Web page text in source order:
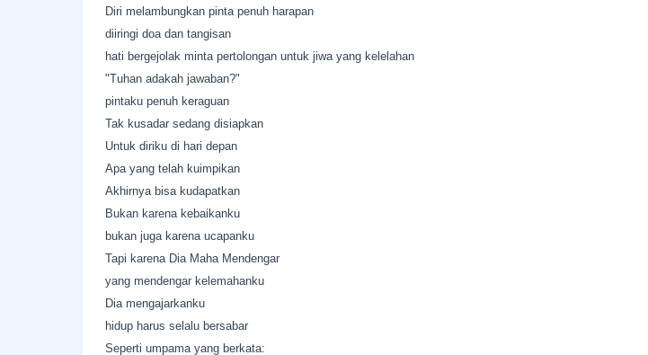
Diri melambungkan pinta penuh harapan
diiringi doa dan tangisan
hati bergejolak minta pertolongan untuk jiwa yang kelelahan
"Tuhan adakah jawaban?"
pintaku penuh keraguan
Tak kusadar sedang disiapkan
Untuk diriku di hari depan
Apa yang telah kuimpikan
Akhirnya bisa kudapatkan
Bukan karena kebaikanku
bukan juga karena ucapanku
Tapi karena Dia Maha Mendengar
yang mendengar kelemahanku
Dia mengajarkanku
hidup harus selalu bersabar
Seperti umpama yang berkata: